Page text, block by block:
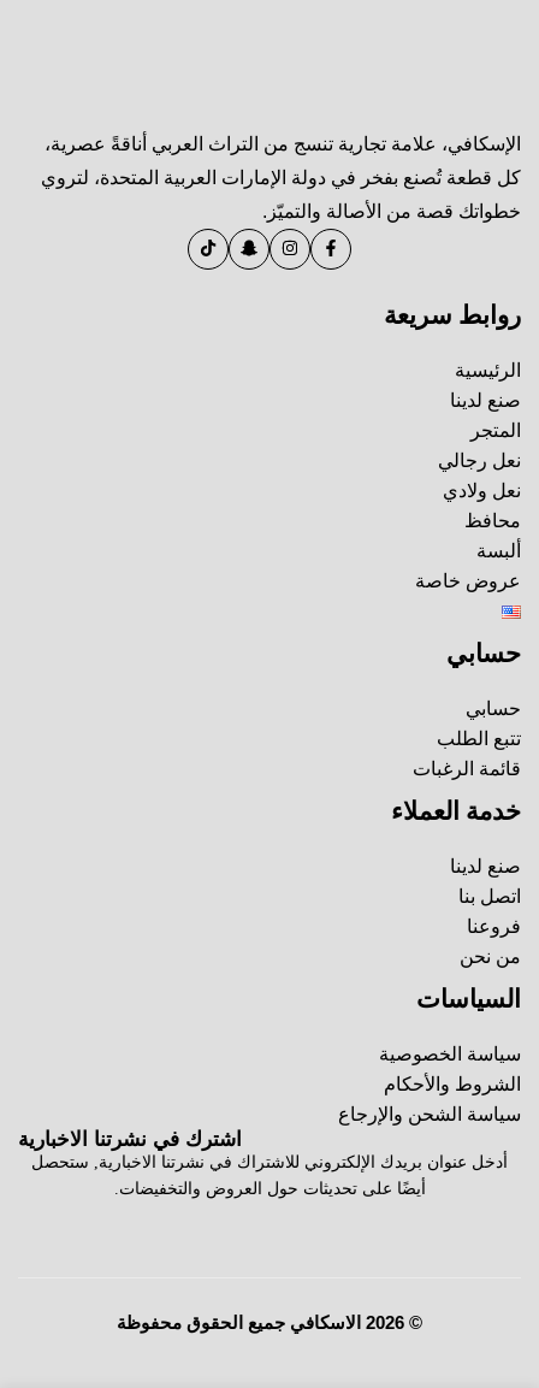
الإسكافي، علامة تجارية تنسج من التراث العربي أناقةً عصرية،
كل قطعة تُصنع بفخر في دولة الإمارات العربية المتحدة، لتروي
خطواتك قصة من الأصالة والتميّز.
روابط سريعة
الرئيسية
صنع لدينا
المتجر
نعل رجالي
نعل ولادي
محافظ
ألبسة
عروض خاصة
حسابي
حسابي
تتبع الطلب
قائمة الرغبات
خدمة العملاء
صنع لدينا
اتصل بنا
فروعنا
من نحن
السياسات
سياسة الخصوصية
الشروط والأحكام
سياسة الشحن والإرجاع
اشترك في نشرتنا الاخبارية
أدخل عنوان بريدك الإلكتروني للاشتراك في نشرتنا الاخبارية, ستحصل
أيضًا على تحديثات حول العروض والتخفيضات.
© 2026 الاسكافي جميع الحقوق محفوظة